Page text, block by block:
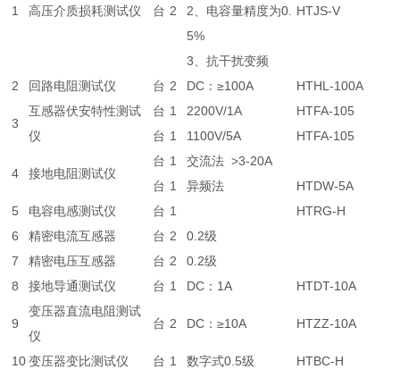
1 高压介质损耗测试仪 台 2
2、电容量精度为0.
5%
3、抗干扰变频
HTJS-V
2 回路电阻测试仪 台 2 DC：≥100A HTHL-100A
3
互感器伏安特性测试
仪
台 1 2200V/1A
HTFA-105
台 1 1100V/5A HTFA-105
4 接地电阻测试仪
台 1
交流法 >3-20A
台 1 异频法
HTDW-5A
5
电容电感测试仪 台 1
HTRG-H
6
精密电流互感器 台 2
0.2级
7
精密电压互感器 台 2
0.2级
8
接地导通测试仪 台 1 DC：1A HTDT-10A
9
变压器直流电阻测试
仪
台 2 DC：≥10A HTZZ-10A
10 变压器变比测试仪 台 1 数字式0.5级 HTBC-H